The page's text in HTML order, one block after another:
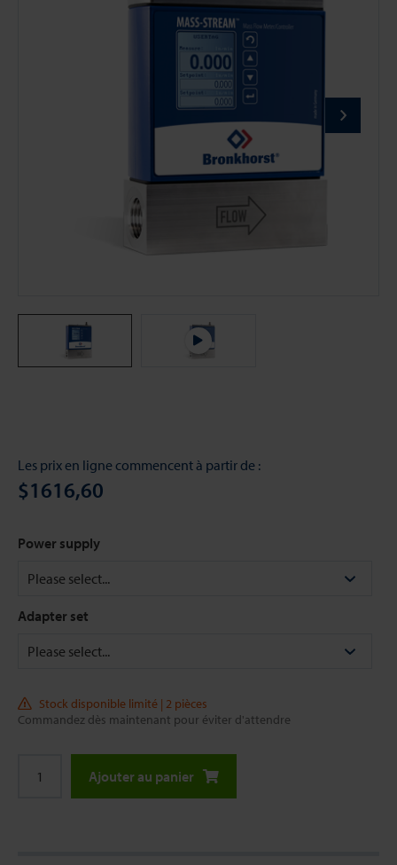
Les prix en ligne commencent à partir de :
$1616,60
Power supply
Adapter set
Stock disponible limité | 2 pièces
Commandez dès maintenant pour éviter d'attendre
Ajouter au panier